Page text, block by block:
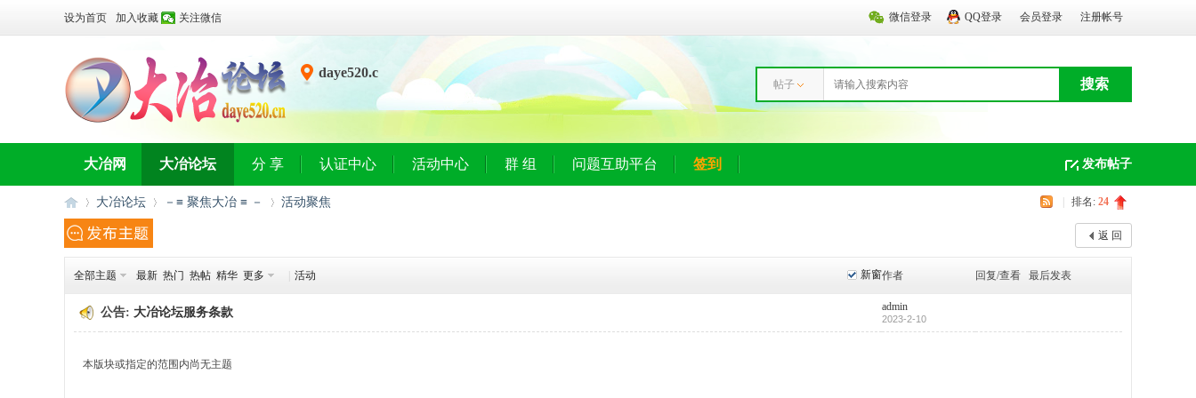
微信登录 QQ登录 会员登录 注册帐号
设为首页 加入收藏 关注微信
daye520.c
帖子 搜索
发布帖子
大冶网 大冶论坛 分 享 认证中心 活动中心 群 组 问题互助平台 签到
大»
大冶论坛
›
－≡ 聚焦大冶 ≡ － 活动聚焦 排名: 24
返 回
新窗
全部主题 最新 热门 热帖 精华 更多 活动 作者 回复/查看 最后发表
公告: 大冶论坛服务条款 admin
2023-2-10
本版块或指定的范围内尚无主题